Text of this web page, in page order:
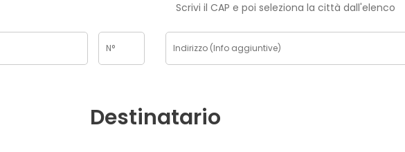
Scrivi il CAP e poi seleziona la città dall'elenco
Destinatario